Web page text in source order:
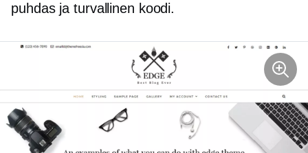
puhdas ja turvallinen koodi.